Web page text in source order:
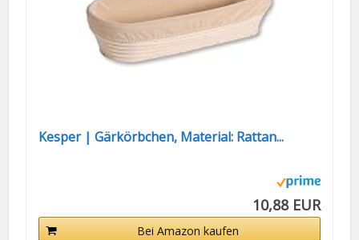
Kesper | Gärkörbchen, Material: Rattan...
10,88 EUR
Bei Amazon kaufen